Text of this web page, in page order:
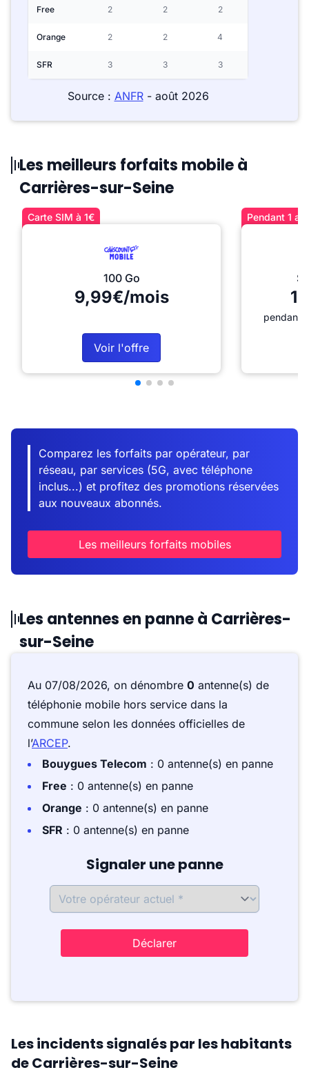
Free 2 2 2
Orange 2 2 4
SFR 3 3 3
Source : ANFR- août 2026
Les meilleurs forfaits mobile à
Carrières-sur-Seine
Carte SIM à 1€
100 Go
9,99€/mois
Voir l'offre
Pendant 1
pendant
Comparez les forfaits par opérateur, par
réseau, par services (5G, avec téléphone
inclus...) et profitez des promotions réservées
aux nouveaux abonnés.
Les meilleurs forfaits mobiles
Les antennes en panne à Carrières-
sur-Seine
Au 07/08/2026, on dénombre 0 antenne(s) de
téléphonie mobile hors service dans la
commune selon les données officielles de
l’ARCEP.
Bouygues Telecom : 0 antenne(s) en panne
Free : 0 antenne(s) en panne
Orange : 0 antenne(s) en panne
SFR : 0 antenne(s) en panne
Signaler une panne
Déclarer
Les incidents signalés par les habitants
de Carrières-sur-Seine